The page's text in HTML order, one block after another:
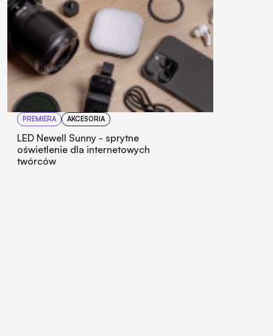
PREMIERA AKCESORIA
LED Newell Sunny - sprytne
oświetlenie dla internetowych
twórców